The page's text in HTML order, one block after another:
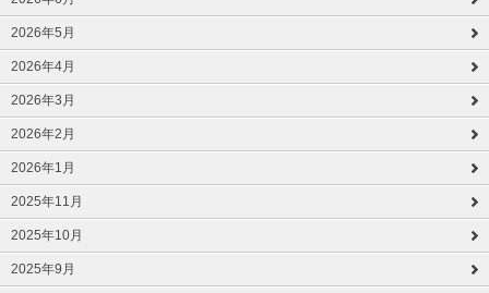
2026年5月
2026年4月
2026年3月
2026年2月
2026年1月
2025年11月
2025年10月
2025年9月